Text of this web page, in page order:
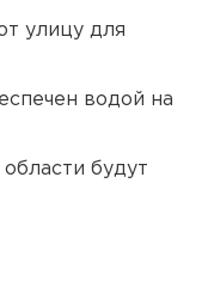
улицу для
водой на
будут